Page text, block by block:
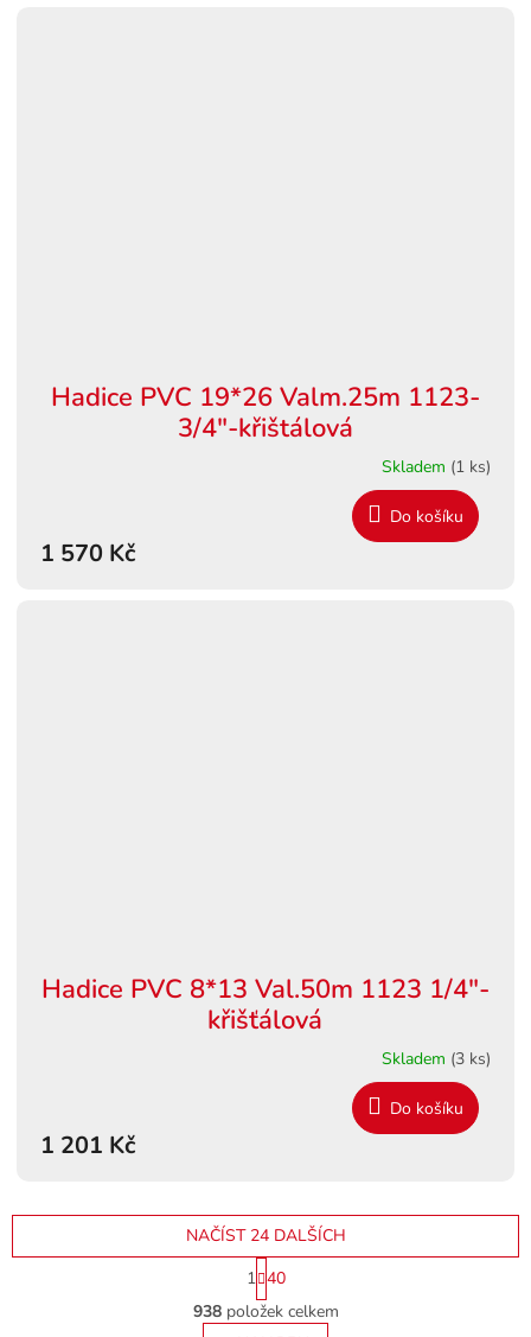
Hadice PVC 19*26 Valm.25m 1123-
3/4"-křištálová
Skladem (1 ks)
1 570 Kč
Do košíku
Hadice PVC 8*13 Val.50m 1123 1/4"-
křišťálová
Skladem (3 ks)
1 201 Kč
Do košíku
O
v
NAČÍST 24 DALŠÍCH
S
t
r
á
1 40
938položek celkem